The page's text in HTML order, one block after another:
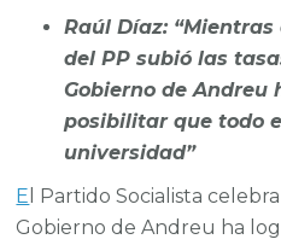
Raúl Díaz:
del PP subió las
Gobierno de Andreu
posibilitar que todo
universidad”
E l Partido Socialista
Gobierno de Andreu ha